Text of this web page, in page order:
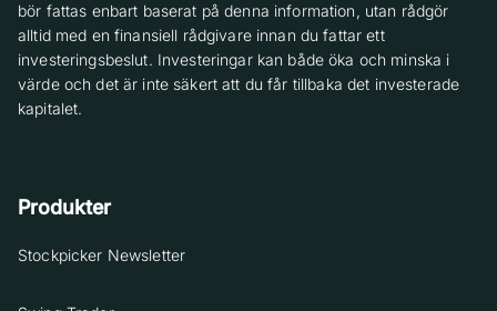
bör fattas enbart baserat på denna information, utan rådgör
alltid med en finansiell rådgivare innan du fattar ett
investeringsbeslut. Investeringar kan både öka och minska i
värde och det är inte säkert att du får tillbaka det investerade
kapitalet.
Produkter
Stockpicker Newsletter